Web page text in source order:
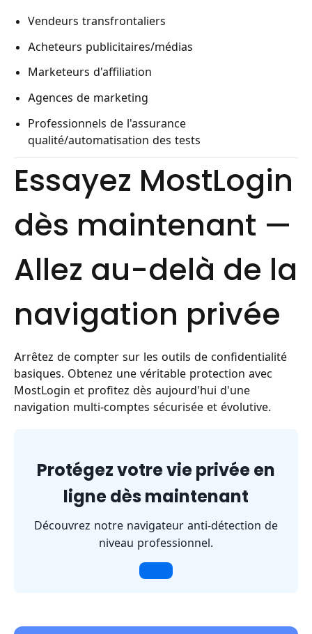
Vendeurs transfrontaliers
Acheteurs publicitaires/médias
Marketeurs d'affiliation
Agences de marketing
Professionnels de l'assurance
qualité/automatisation des tests
Essayez MostLogin
dès maintenant —
Allez au-delà de la
navigation privée
Arrêtez de compter sur les outils de confidentialité
basiques. Obtenez une véritable protection avec
MostLogin et profitez dès aujourd'hui d'une
navigation multi-comptes sécurisée et évolutive.
Protégez votre vie privée en
ligne dès maintenant
Découvrez notre navigateur anti-détection de
niveau professionnel.